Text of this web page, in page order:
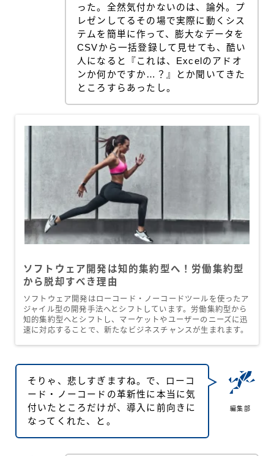
った。全然気付かないのは、論外。プ
レゼンしてるその場で実際に動くシス
テムを簡単に作って、膨大なデータを
CSVから一括登録して見せても、酷い
人になると『これは、Excelのアドオ
ンか何かですか…？』とか聞いてきた
ところすらあったし。
ソフトウェア開発は知的集約型へ！労働集約型
から脱却すべき理由
ソフトウェア開発はローコード・ノーコードツールを使ったア
ジャイル型の開発手法へとシフトしています。労働集約型から
知的集約型へとシフトし、マーケットやユーザーのニーズに迅
速に対応することで、新たなビジネスチャンスが生まれます。
編集部
そりゃ、悲しすぎますね。で、ローコ
ード・ノーコードの革新性に本当に気
付いたところだけが、導入に前向きに
なってくれた、と。